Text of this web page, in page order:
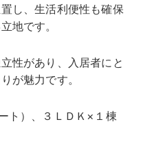
し、生活利便性も確保
地です。
性があり、入居者にと
が魅力です。
ト）、３ＬＤＫ×１棟